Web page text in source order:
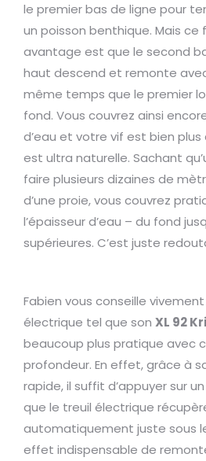
le premier bas de ligne pour
un poisson benthique. Mais ce
avantage est que le second
haut descend et remonte
même temps que le premier
fond. Vous couvrez ainsi
d’eau et votre vif est bien
est ultra naturelle. Sachant
faire plusieurs dizaines de
d’une proie, vous couvrez
l’épaisseur d’eau – du fond
supérieures. C’est juste
Fabien vous conseille vivement
électrique tel que son XL 92
beaucoup plus pratique avec
profondeur. En effet, grâce à
rapide, il suffit d’appuyer sur
que le treuil électrique
automatiquement juste sous
effet indispensable de